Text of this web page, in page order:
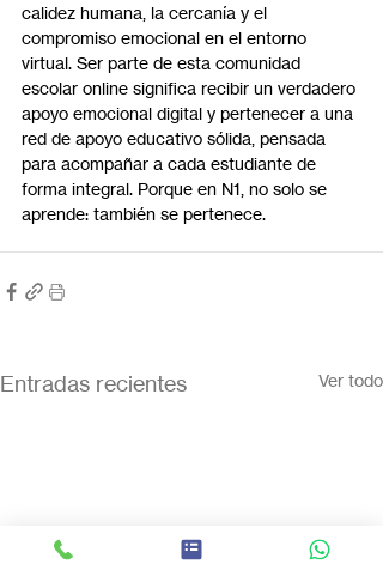
calidez humana, la cercanía y el
compromiso emocional en el entorno
virtual. Ser parte de esta comunidad
escolar online significa recibir un verdadero
apoyo emocional digital y pertenecer a una
red de apoyo educativo sólida, pensada
para acompañar a cada estudiante de
forma integral. Porque en N1, no solo se
aprende: también se pertenece.
Entradas recientes Ver todo